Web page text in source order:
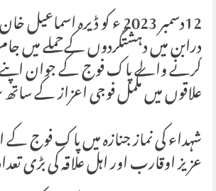
12دسمبر 2023 ء کو ڈیرہ
درابن میں دہشتگردوں کےحملے
کرنے والے پاک فوج کے جوان اپنے
علاقوں میں مکمل فوجی اعزاز کے
شہداء کی نماز جنازہ میں پاک فوج
عزیز اوقارب اور اہل علاقہ کی بڑی